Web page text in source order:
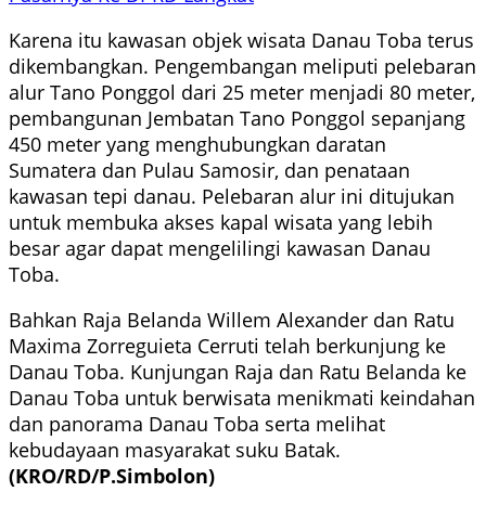
Karena itu kawasan objek wisata Danau Toba terus
dikembangkan. Pengembangan meliputi pelebaran
alur Tano Ponggol dari 25 meter menjadi 80 meter,
pembangunan Jembatan Tano Ponggol sepanjang
450 meter yang menghubungkan daratan
Sumatera dan Pulau Samosir, dan penataan
kawasan tepi danau. Pelebaran alur ini ditujukan
untuk membuka akses kapal wisata yang lebih
besar agar dapat mengelilingi kawasan Danau
Toba.
Bahkan Raja Belanda Willem Alexander dan Ratu
Maxima Zorreguieta Cerruti telah berkunjung ke
Danau Toba. Kunjungan Raja dan Ratu Belanda ke
Danau Toba untuk berwisata menikmati keindahan
dan panorama Danau Toba serta melihat
kebudayaan masyarakat suku Batak.
(KRO/RD/P.Simbolon)